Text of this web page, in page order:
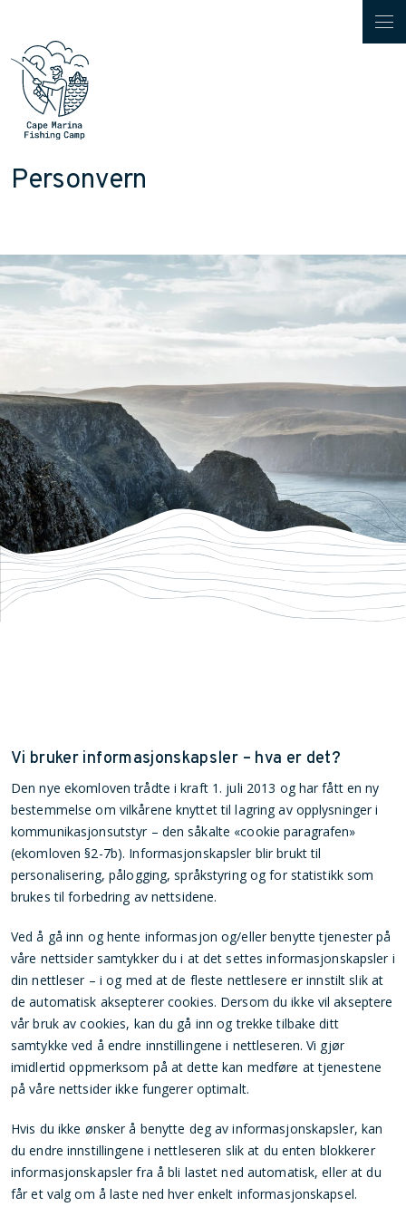
Personvern
Vi bruker informasjonskapsler – hva er det?
Den nye ekomloven trådte i kraft 1. juli 2013 og har fått en ny
bestemmelse om vilkårene knyttet til lagring av opplysninger i
kommunikasjonsutstyr – den såkalte «cookie paragrafen»
(ekomloven §2-7b). Informasjonskapsler blir brukt til
personalisering, pålogging, språkstyring og for statistikk som
brukes til forbedring av nettsidene.
Ved å gå inn og hente informasjon og/eller benytte tjenester på
våre nettsider samtykker du i at det settes informasjonskapsler i
din nettleser – i og med at de fleste nettlesere er innstilt slik at
de automatisk aksepterer cookies. Dersom du ikke vil akseptere
vår bruk av cookies, kan du gå inn og trekke tilbake ditt
samtykke ved å endre innstillingene i nettleseren. Vi gjør
imidlertid oppmerksom på at dette kan medføre at tjenestene
på våre nettsider ikke fungerer optimalt.
Hvis du ikke ønsker å benytte deg av informasjonskapsler, kan
du endre innstillingene i nettleseren slik at du enten blokkerer
informasjonskapsler fra å bli lastet ned automatisk, eller at du
får et valg om å laste ned hver enkelt informasjonskapsel.